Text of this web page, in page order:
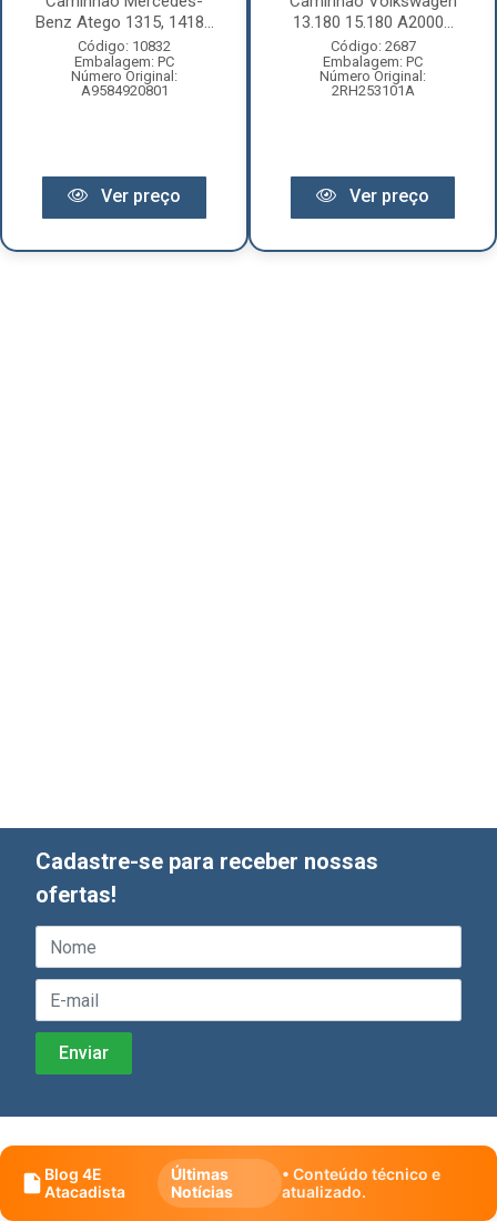
Benz Atego 1315, 1418...
Código: 10832
Embalagem: PC
Número Original:
A9584920801
Ver preço
13.180 15.180 A2000...
Código: 2687
Embalagem: PC
Número Original:
2RH253101A
Ver preço
Cadastre-se para receber nossas
ofertas!
Blog 4E
Atacadista
Últimas
Notícias
• Conteúdo técnico e
atualizado.